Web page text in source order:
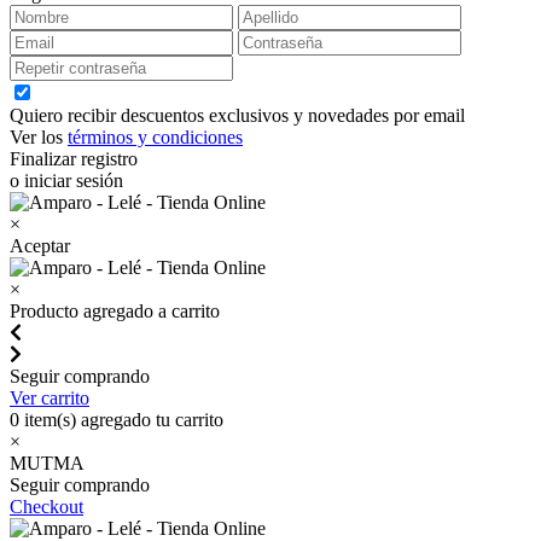
Quiero recibir descuentos exclusivos y novedades por email
Ver los términos y condiciones
Finalizar registro
o iniciar sesión
×
Aceptar
×
Producto agregado a carrito
Seguir comprando
Ver carrito
0 item(s) agregado tu carrito
×
MUTMA
Seguir comprando
Checkout